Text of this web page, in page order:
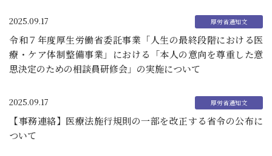
2025.09.17
令和７年度厚生労働省委託事業「人生の最終段階における医
療・ケア体制整備事業」における「本人の意向を尊重した意
思決定のための相談員研修会」の実施について
2025.09.17
【事務連絡】医療法施行規則の一部を改正する省令の公布に
ついて